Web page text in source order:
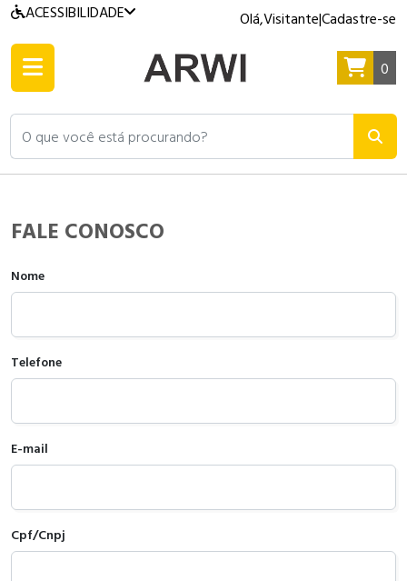
ACESSIBILIDADE Olá,Visitante|Cadastre-se
O que você está procurando?
0
FALE CONOSCO
Nome
Telefone
E-mail
Cpf/Cnpj